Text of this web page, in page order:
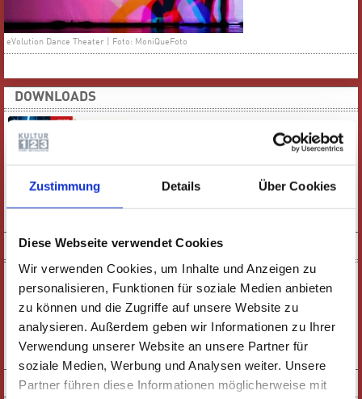
Zustimmung Details Über Cookies
Diese Webseite verwendet Cookies
Wir verwenden Cookies, um Inhalte und Anzeigen zu
personalisieren, Funktionen für soziale Medien anbieten
zu können und die Zugriffe auf unsere Website zu
analysieren. Außerdem geben wir Informationen zu Ihrer
Verwendung unserer Website an unsere Partner für
soziale Medien, Werbung und Analysen weiter. Unsere
Partner führen diese Informationen möglicherweise mit
eVolution Dance Theater | Foto: MoniQueFoto
DOWNLOADS
KURZFILM
ZUM FILM
SOCIAL MEDIA